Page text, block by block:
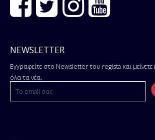
NEWSLETTER
Εγγραφείτε στο Newsletter του regista και
όλα τα νέα.